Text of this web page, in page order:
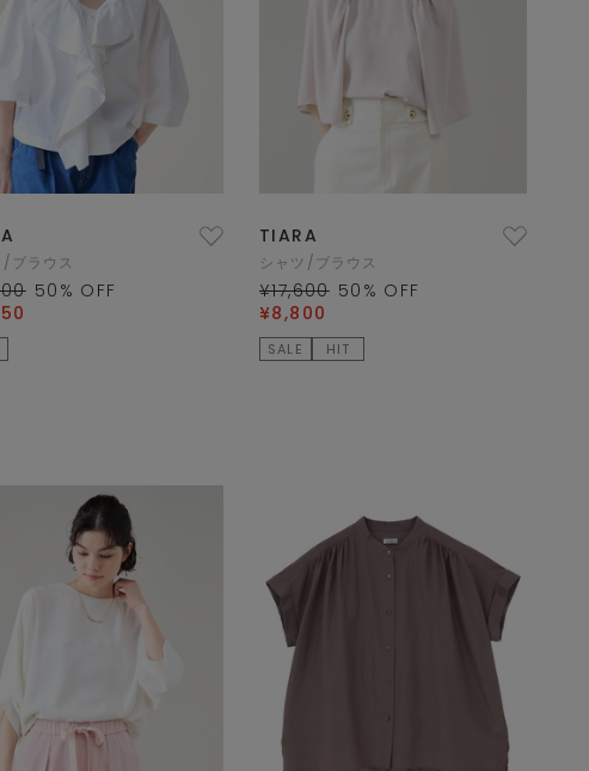
/ブラウス
50 % OFF
TIARA
シャツ/ブラウス
¥17,600 50 % OFF
¥8,800
SALE HIT